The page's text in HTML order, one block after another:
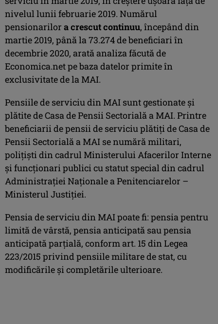
nivelul lunii februarie 2019. Numărul
pensionarilor a crescut continuu, începând din
martie 2019, până la 73.274 de beneficiari în
decembrie 2020, arată analiza făcută de
Economica.net pe baza datelor primite în
exclusivitate de la MAI.
Pensiile de serviciu din MAI sunt gestionate şi
plătite de Casa de Pensii Sectorială a MAI. Printre
beneficiarii de pensii de serviciu plătiţi de Casa de
Pensii Sectorială a MAI se numără militari,
poliţişti din cadrul Ministerului Afacerilor Interne
şi funcţionari publici cu statut special din cadrul
Administrației Naţionale a Penitenciarelor –
Ministerul Justiției.
Pensia de serviciu din MAI poate fi: pensia pentru
limită de vârstă, pensia anticipată sau pensia
anticipată parţială, conform art. 15 din Legea
223/2015 privind pensiile militare de stat, cu
modificările și completările ulterioare.